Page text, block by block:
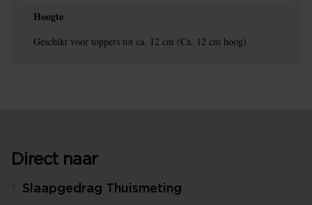
Hoogte
Geschikt voor toppers tot ca. 12 cm (Ca. 12 cm hoog)
Direct naar
Slaapgedrag Thuismeting